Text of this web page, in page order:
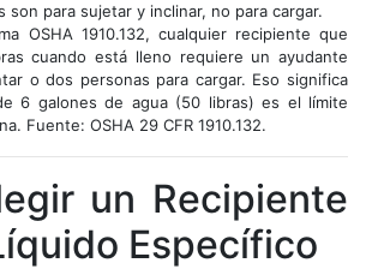
son para sujetar y inclinar, no para cargar.
OSHA 1910.132, cualquier recipiente que
cuando está lleno requiere un ayudante
o dos personas para cargar. Eso significa
6 galones de agua (50 libras) es el límite
Fuente: OSHA 29 CFR 1910.132.
un Recipiente
Específico